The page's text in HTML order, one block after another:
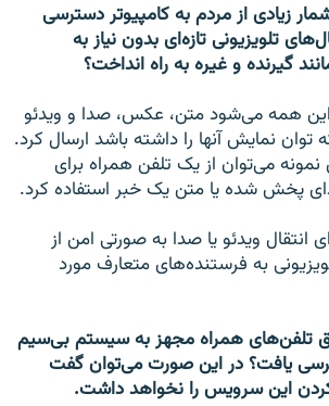
زیادی از مردم به کامپیوتر دسترسی
تلویزیونی تازه‌ای بدون نیاز به
گیرنده و غیره به راه انداخت؟
همه می‌شود متن،‌ عکس، صدا و ویدئو
نمایش آنها را داشته باشد ارسال کرد.
می‌توان از یک تلفن همراه برای
پخش شده یا متن یک خبر استفاده کرد.
انتقال ویدئو یا صدا به صورتی امن از
به فرستنده‌های متعارف مورد
تلفن‌های همراه مجهز به سیستم بی‌سیم
یافت؟ در این صورت می‌توان گفت
این سرویس را نخواهد داشت.